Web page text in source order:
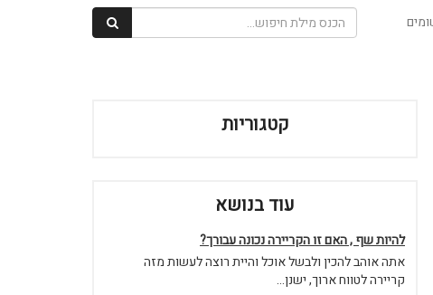
קטגוריות
עוד בנושא
להיות שף , האם זו הקריירה נכונה עבורך?
אתה אוהב להכין ולבשל אוכל והיית רוצה לעשות מזה
קריירה לטווח ארוך, ישנן...